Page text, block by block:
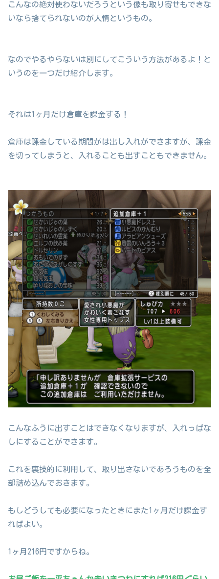
こんなの絶対使わないだろうという像も取り寄せもできな
いなら捨てられないのが人情というもの。
なのでやるやらないは別にしてこういう方法があるよ！と
いうのを一つだけ紹介します。
それは1ヶ月だけ倉庫を課金する！
倉庫は課金している期間がは出し入れができますが、課金
を切ってしまうと、入れることも出すこともできません。
こんなふうに出すことはできなくなりますが、入れっぱな
しにすることができます。
これを裏技的に利用して、取り出さないであろうものを全
部詰め込んでおきます。
もしどうしても必要になったときにまた1ヶ月だけ課金す
ればよい。
1ヶ月216円ですからね。